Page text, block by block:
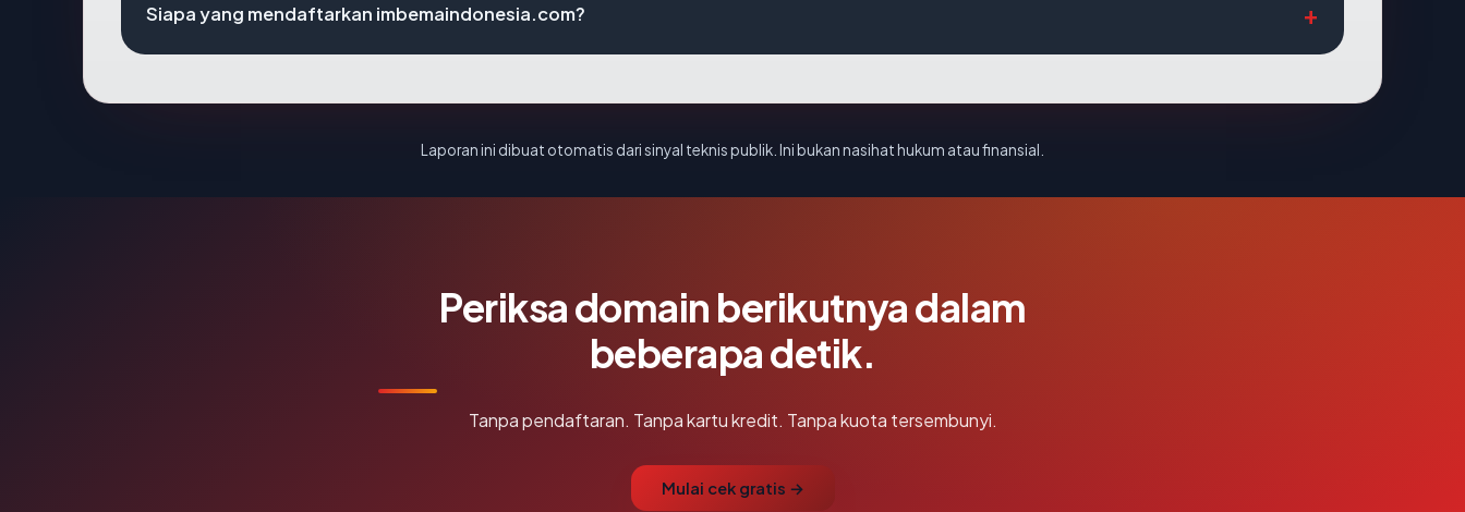
Siapa yang mendaftarkan imbemaindonesia.com?
Laporan ini dibuat otomatis dari sinyal teknis publik. Ini bukan nasihat hukum atau finansial.
Periksa domain berikutnya dalam
beberapa detik.
Tanpa pendaftaran. Tanpa kartu kredit. Tanpa kuota tersembunyi.
Mulai cek gratis →